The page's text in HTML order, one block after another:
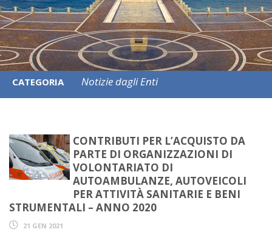
CATEGORIA Notizie dagli Enti
CONTRIBUTI PER L’ACQUISTO DA
PARTE DI ORGANIZZAZIONI DI
VOLONTARIATO DI
AUTOAMBULANZE, AUTOVEICOLI
PER ATTIVITÀ SANITARIE E BENI
STRUMENTALI – ANNO 2020
21 GEN 2021